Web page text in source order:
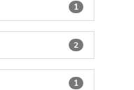
1
2
1